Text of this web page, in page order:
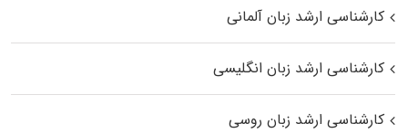
کارشناسی ارشد زبان آلمانی
کارشناسی ارشد زبان انگلیسی
کارشناسی ارشد زبان روسی